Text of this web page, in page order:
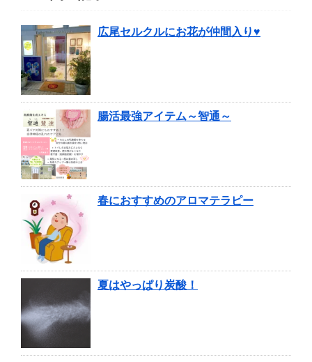
広尾セルクルにお花が仲間入り♥
腸活最強アイテム～智通～
春におすすめのアロマテラピー
夏はやっぱり炭酸！